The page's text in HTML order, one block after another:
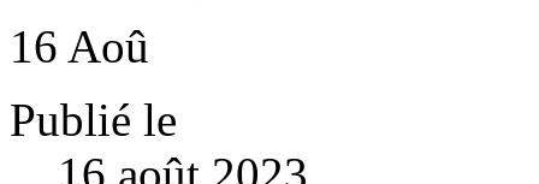
16 Aoû
Publié le